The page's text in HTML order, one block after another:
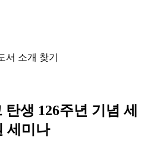
서 소개 찾기
생 126주년 기념 세
세미나